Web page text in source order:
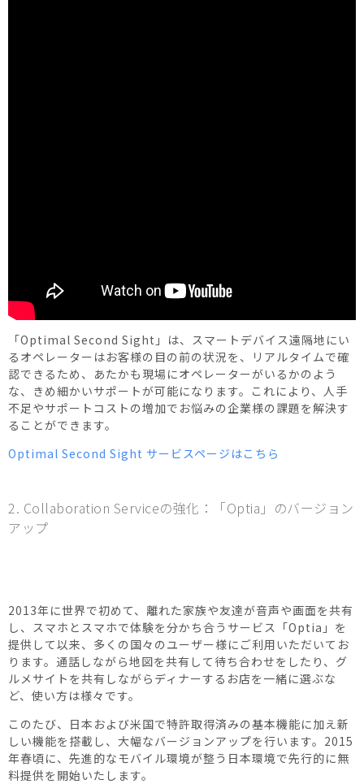
「Optimal Second Sight」は、スマートデバイス遠隔地にい
るオペレーターはお客様の目の前の状況を、リアルタイムで確
認できるため、あたかも現場にオペレーターがいるかのよう
な、きめ細かいサポートが可能になります。これにより、人手
不足やサポートコストの増加でお悩みの企業様の課題を解決す
ることができます。
Optimal Second Sight サービスページはこちら
2. Collaboration Serviceの強化：「Optia」のバージョン
アップ
2013年に世界で初めて、離れた家族や友達が音声や画面を共有
し、スマホとスマホで体験を分かち合うサービス「Optia」を
提供して以来、多くの国々のユーザー様にご利用いただいてお
ります。通話しながら地図を共有して待ち合わせをしたり、グ
ルメサイトを共有しながらディナーするお店を一緒に選ぶな
ど、使い方は様々です。
このたび、日本および米国で特許取得済みの基本機能に加え新
しい機能を搭載し、大幅なバージョンアップを行います。2015
年春頃に、先進的なモバイル環境が整う日本環境で先行的に無
料提供を開始いたします。